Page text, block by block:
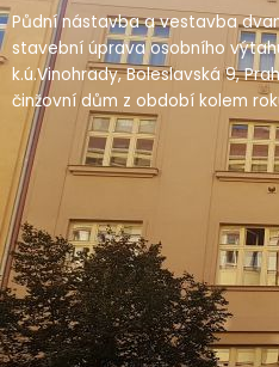
Půdní nástavba a vestavba
stavební úprava osobního
k.ú.Vinohrady, Boleslavská 9,
činžovní dům z období kolem